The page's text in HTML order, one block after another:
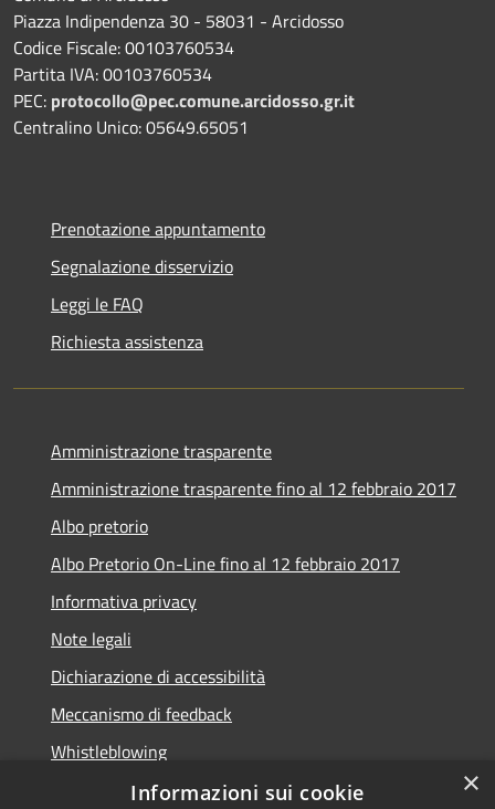
Piazza Indipendenza 30 - 58031 - Arcidosso
Codice Fiscale: 00103760534
Partita IVA: 00103760534
PEC: protocollo@pec.comune.arcidosso.gr.it
Centralino Unico: 05649.65051
Prenotazione appuntamento
Segnalazione disservizio
Leggi le FAQ
Richiesta assistenza
Amministrazione trasparente
Amministrazione trasparente fino al 12 febbraio 2017
Albo pretorio
Albo Pretorio On-Line fino al 12 febbraio 2017
Informativa privacy
Note legali
Dichiarazione di accessibilità
Meccanismo di feedback
Whistleblowing
×
Informazioni sui cookie